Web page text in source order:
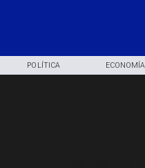
POLÍTICA ECONOMÍA